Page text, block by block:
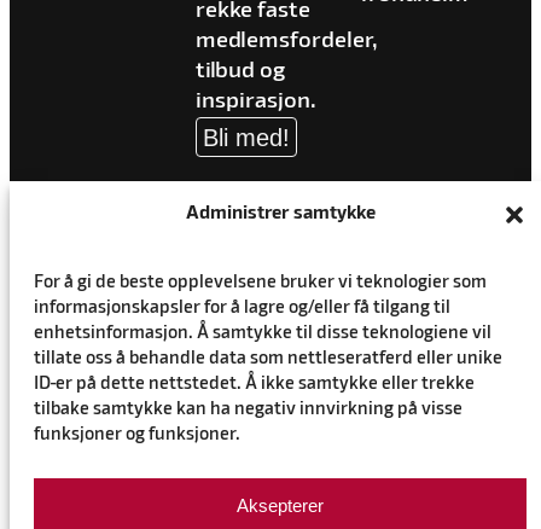
rekke faste
medlemsfordeler,
tilbud og
inspirasjon.
Bli med!
Personvernerklæring
Administrer samtykke
For å gi de beste opplevelsene bruker vi teknologier som
informasjonskapsler for å lagre og/eller få tilgang til
enhetsinformasjon. Å samtykke til disse teknologiene vil
tillate oss å behandle data som nettleseratferd eller unike
ID-er på dette nettstedet. Å ikke samtykke eller trekke
tilbake samtykke kan ha negativ innvirkning på visse
funksjoner og funksjoner.
Aksepterer